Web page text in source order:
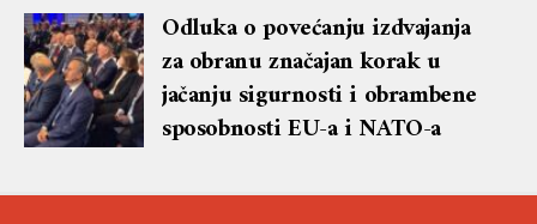
na otoke
Odluka o povećanju izdvajanja
za obranu značajan korak u
jačanju sigurnosti i obrambene
sposobnosti EU-a i NATO-a